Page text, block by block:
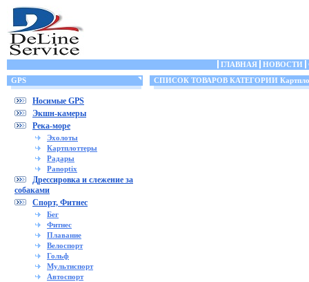
ГЛАВНАЯ НОВОСТИ
GPS
Носимые GPS
Экшн-камеры
Река-море
Эхолоты
Картплоттеры
Радары
Panoptix
Дрессировка и слежение за
собаками
Спорт, Фитнес
Бег
Фитнес
Плавание
Велоспорт
Гольф
Мультиспорт
Автоспорт
СПИСОК ТОВАРОВ КАТЕГОРИИ